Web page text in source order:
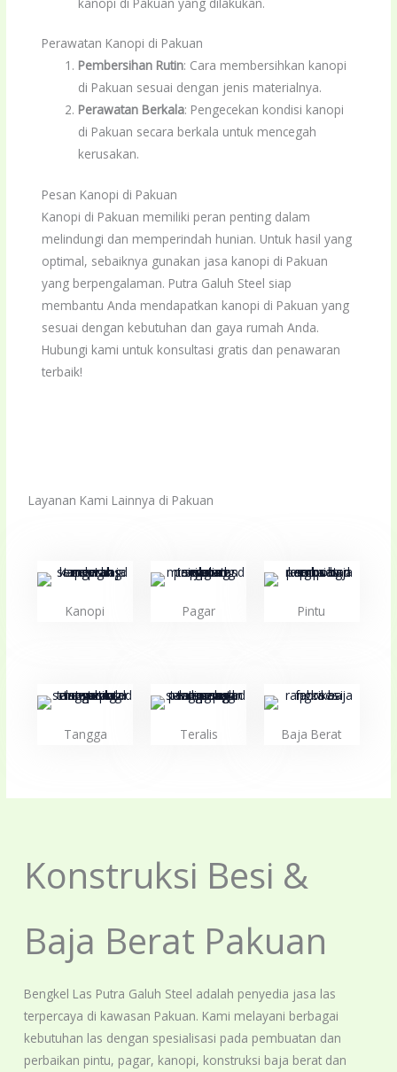
Perawatan Kanopi di Pakuan
Pembersihan Rutin: Cara membersihkan kanopi
di Pakuan sesuai dengan jenis materialnya.
Perawatan Berkala: Pengecekan kondisi kanopi
di Pakuan secara berkala untuk mencegah
kerusakan.
Pesan Kanopi di Pakuan
Kanopi di Pakuan memiliki peran penting dalam
melindungi dan memperindah hunian. Untuk hasil yang
optimal, sebaiknya gunakan jasa kanopi di Pakuan
yang berpengalaman. Putra Galuh Steel siap
membantu Anda mendapatkan kanopi di Pakuan yang
sesuai dengan kebutuhan dan gaya rumah Anda.
Hubungi kami untuk konsultasi gratis dan penawaran
terbaik!
Layanan Kami Lainnya di Pakuan
Kanopi Pagar Pintu
Tangga Teralis Baja Berat
Konstruksi Besi &
Baja Berat Pakuan
Bengkel Las Putra Galuh Steel adalah penyedia jasa las
terpercaya di kawasan Pakuan. Kami melayani berbagai
kebutuhan las dengan spesialisasi pada pembuatan dan
perbaikan pintu, pagar, kanopi, konstruksi baja berat dan